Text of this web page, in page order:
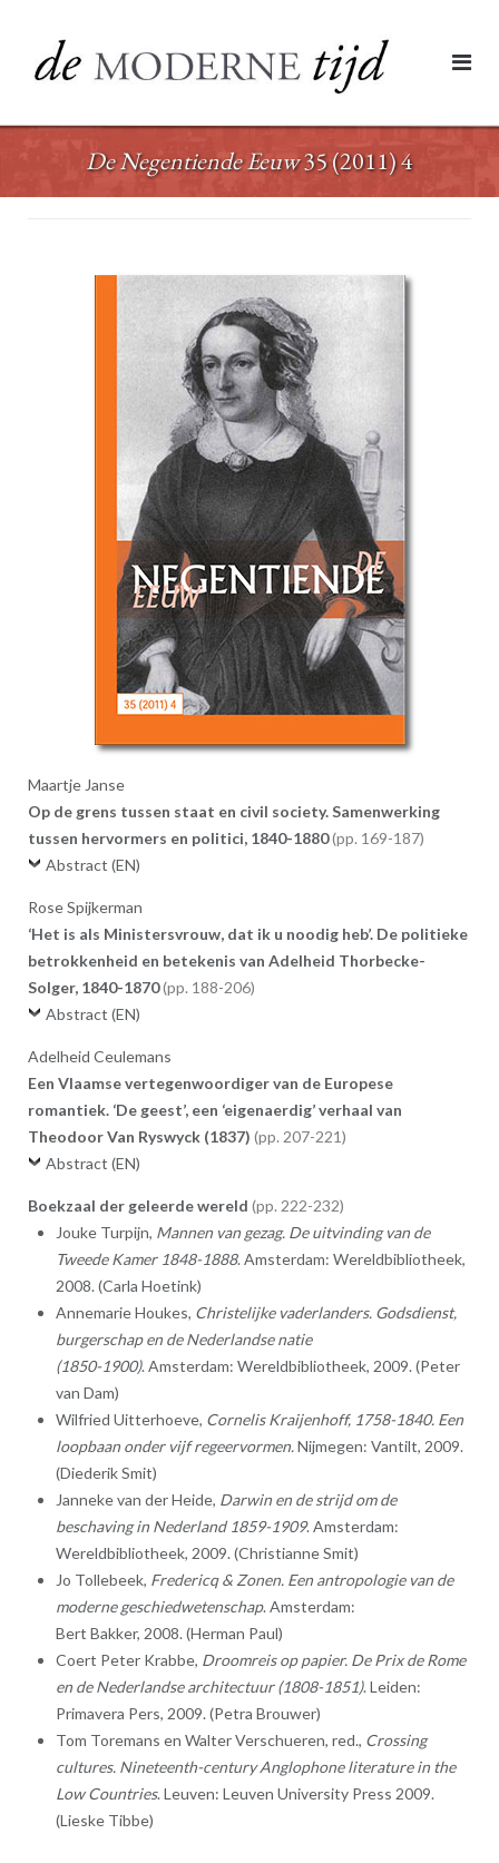
De Negentiende Eeuw35 (2011) 4
Maartje Janse
Op de grens tussen staat en civil society. Samenwerking
tussen hervormers en politici, 1840-1880
169-187
Abstract (EN)
Rose Spijkerman
‘Het is als Ministersvrouw, dat ik u noodig heb’. De politieke
betrokkenheid en betekenis van Adelheid Thorbecke-
Solger, 1840-1870
188-206
Abstract (EN)
Adelheid Ceulemans
Een Vlaamse vertegenwoordiger van de Europese
romantiek. ‘De geest’, een ‘eigenaerdig’ verhaal van
Theodoor Van Ryswyck (1837)
207-221
Abstract (EN)
Boekzaal der geleerde wereld
222-232
Jouke Turpijn, Mannen van gezag. De uitvinding van de
Tweede Kamer 1848-1888. Amsterdam: Wereldbibliotheek,
2008. (Carla Hoetink)
Annemarie Houkes, Christelijke vaderlanders. Godsdienst,
burgerschap en de Nederlandse natie
(1850-1900). Amsterdam: Wereldbibliotheek, 2009. (Peter
van Dam)
Wilfried Uitterhoeve, Cornelis Kraijenhoff, 1758-1840. Een
loopbaan onder vijf regeervormen.Nijmegen: Vantilt, 2009.
(Diederik Smit)
Janneke van der Heide, Darwin en de strijd om de
beschaving in Nederland 1859-1909. Amsterdam:
Wereldbibliotheek, 2009. (Christianne Smit)
Jo Tollebeek, Fredericq & Zonen. Een antropologie van de
moderne geschiedwetenschap. Amsterdam:
Bert Bakker, 2008. (Herman Paul)
Coert Peter Krabbe, Droomreis op papier. De Prix de Rome
en de Nederlandse architectuur (1808-1851). Leiden:
Primavera Pers, 2009. (Petra Brouwer)
Tom Toremans en Walter Verschueren, red., Crossing
cultures. Nineteenth-century Anglophone literature in the
Low Countries. Leuven: Leuven University Press 2009.
(Lieske Tibbe)